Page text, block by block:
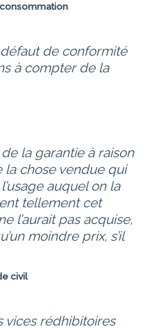
défaut de conformité
à compter de la
la garantie à raison
la chose vendue qui
auquel on la
tellement cet
l’aurait pas acquise,
moindre prix, s’il
civil
vices rédhibitoires